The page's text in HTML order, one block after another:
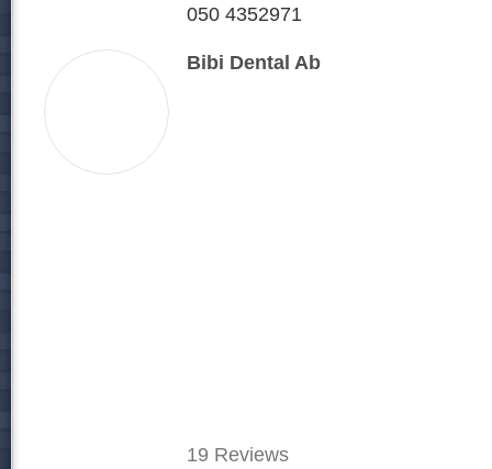
050 4352971
Bibi Dental Ab
19 Reviews